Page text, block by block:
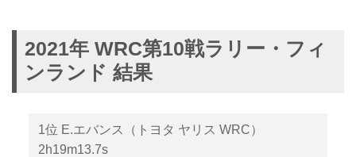
2021年 WRC第10戦ラリー・フィ
ンランド 結果
1位 E.エバンス（トヨタ ヤリス WRC）
2h19m13.7s